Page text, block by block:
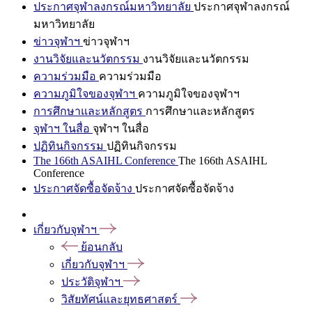
ประกาศจุฬาลงกรณ์มหาวิทยาลัย ประกาศจุฬาลงกรณ์
มหาวิทยาลัย
ข่าวจุฬาฯ ข่าวจุฬาฯ
งานวิจัยและนวัตกรรม งานวิจัยและนวัตกรรม
ความร่วมมือ ความร่วมมือ
ความภูมิใจของจุฬาฯ ความภูมิใจของจุฬาฯ
การศึกษาและหลักสูตร การศึกษาและหลักสูตร
จุฬาฯ ในสื่อ จุฬาฯ ในสื่อ
ปฏิทินกิจกรรม ปฏิทินกิจกรรม
The 166th ASAIHL Conference The 166th ASAIHL
Conference
ประกาศจัดซื้อจัดจ้าง ประกาศจัดซื้อจัดจ้าง
เกี่ยวกับจุฬาฯ
ย้อนกลับ
เกี่ยวกับจุฬาฯ
ประวัติจุฬาฯ
วิสัยทัศน์และยุทธศาสตร์